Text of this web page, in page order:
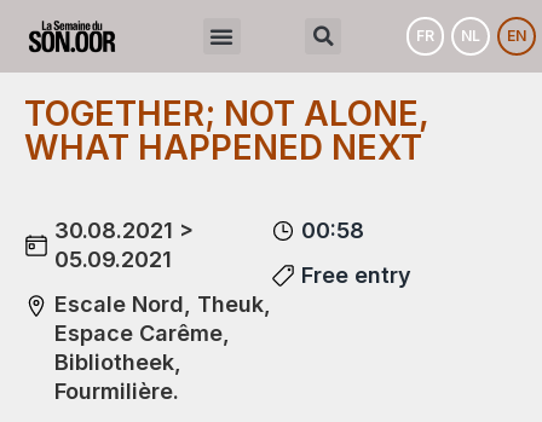
FR NL EN
TOGETHER; NOT ALONE,
WHAT HAPPENED NEXT
30.08.2021 >
05.09.2021
Escale Nord, Theuk,
Espace Carême,
Bibliotheek,
Fourmilière.
00:58
Free entry